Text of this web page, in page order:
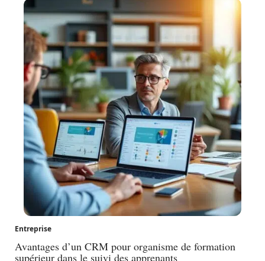
Entreprise
Avantages d’un CRM pour organisme de formation
supérieur dans le suivi des apprenants